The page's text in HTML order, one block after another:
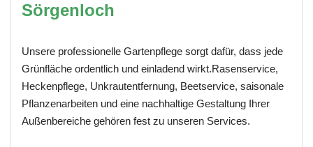
Sörgenloch
Unsere professionelle Gartenpflege sorgt dafür, dass jede
Grünfläche ordentlich und einladend wirkt.Rasenservice,
Heckenpflege, Unkrautentfernung, Beetservice, saisonale
Pflanzenarbeiten und eine nachhaltige Gestaltung Ihrer
Außenbereiche gehören fest zu unseren Services.